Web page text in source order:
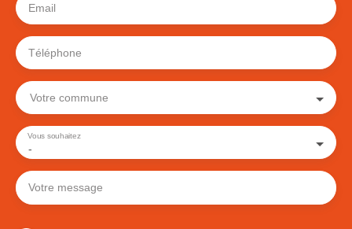
Email
Téléphone
Votre commune
-
Vous souhaitez
Votre message